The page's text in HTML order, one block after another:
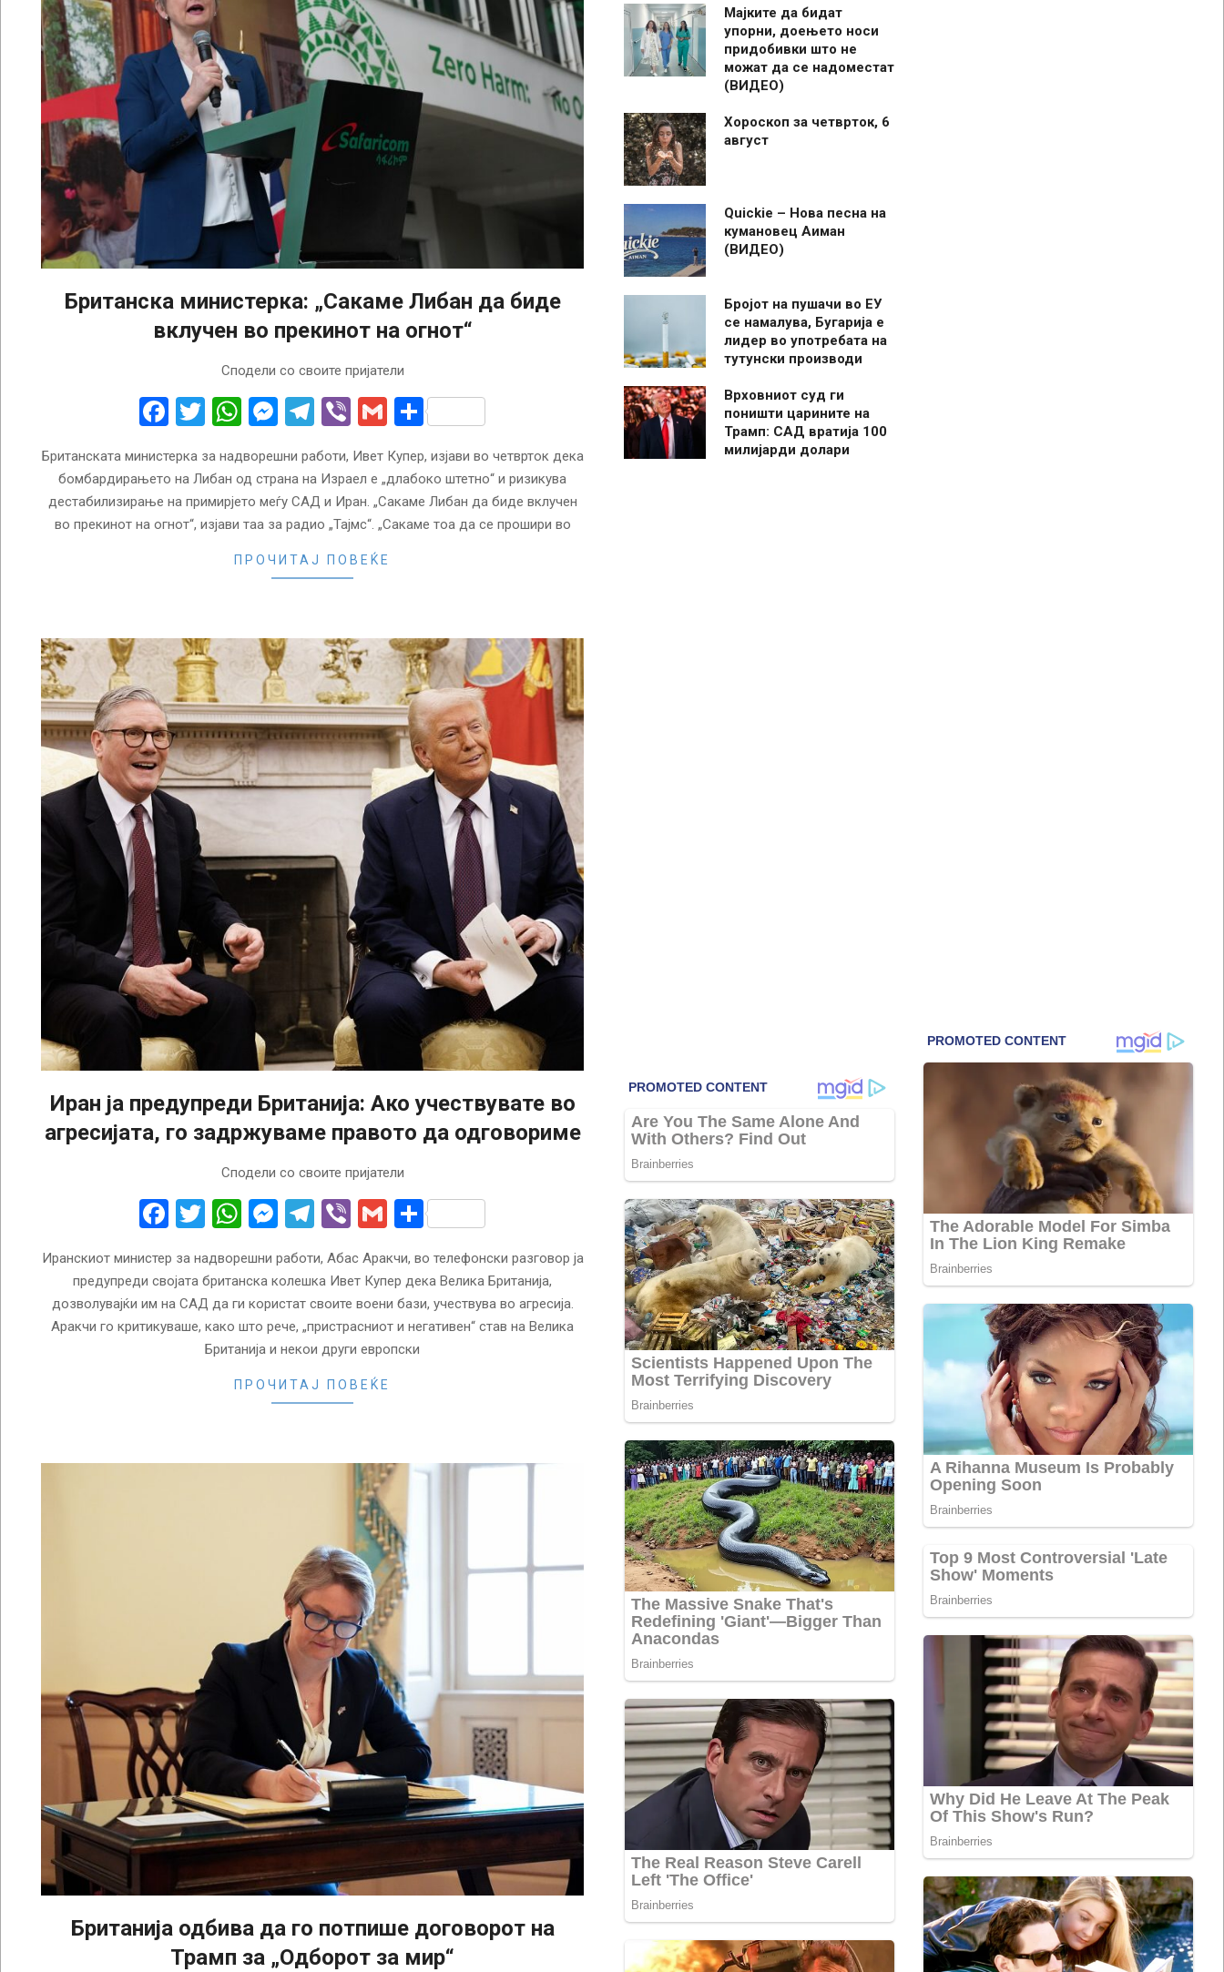
Британска министерка: „Сакаме Либан да биде
вклучен во прекинот на огнот“
Сподели со своите пријатели
Facebook
Twitter
WhatsApp
Messenger
Telegram
ViberGmailShare
Британската министерка за надворешни работи, Ивет Купер, изјави во четврток дека
бомбардирањето на Либан од страна на Израел е „длабоко штетно“ и ризикува
дестабилизирање на примирјето меѓу САД и Иран. „Сакаме Либан да биде вклучен
во прекинот на огнот“, изјави таа за радио „Тајмс“. „Сакаме тоа да се прошири во
ПРОЧИТАЈ ПОВЕЌЕ
Иран ја предупреди Британија: Ако учествувате во
агресијата, го задржуваме правото да одговориме
Сподели со своите пријатели
Facebook
Twitter
WhatsApp
Messenger
Telegram
ViberGmailShare
Иранскиот министер за надворешни работи, Абас Аракчи, во телефонски разговор ја
предупреди својата британска колешка Ивет Купер дека Велика Британија,
дозволувајќи им на САД да ги користат своите воени бази, учествува во агресија.
Аракчи го критикуваше, како што рече, „пристрасниот и негативен“ став на Велика
Британија и некои други европски
ПРОЧИТАЈ ПОВЕЌЕ
Британија одбива да го потпише договорот на
Трамп за „Одборот за мир“
Мајките да бидат
упорни, доењето носи
придобивки што не
можат да се надоместат
(ВИДЕО)
Хороскоп за четврток, 6
август
Quickie – Нова песна на
кумановец Аиман
(ВИДЕО)
Бројот на пушачи во ЕУ
се намалува, Бугарија е
лидер во употребата на
тутунски производи
Врховниот суд ги
поништи царините на
Трамп: САД вратија 100
милијарди долари